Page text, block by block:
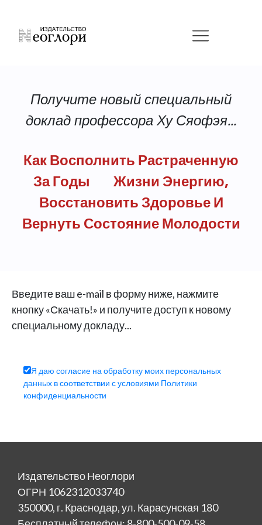
Получите новый специальный
доклад профессора Ху Сяофэя...
Как Восполнить Растраченную
За Годы Жизни Энергию,
Восстановить Здоровье И
Вернуть Состояние Молодости
Введите ваш e-mail в форму ниже, нажмите
кнопку «Скачать!» и получите доступ к новому
специальному докладу...
Я даю согласие на обработку моих персональных
данных в соответствии с условиями Политики
конфиденциальности
Издательство Неоглори
ОГРН 1062312033740
350000, г. Краснодар, ул. Карасунская 180